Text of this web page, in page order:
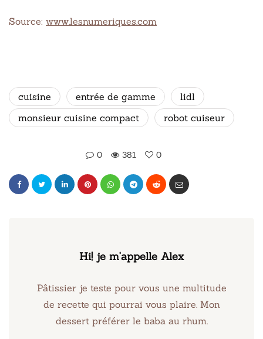
Source: www.lesnumeriques.com
cuisine entrée de gamme
lidl
monsieur cuisine compact
robot cuiseur
0 381 0
Hi! je m'appelle Alex
Pâtissier je teste pour vous une multitude
de recette qui pourrai vous plaire. Mon
dessert préférer le baba au rhum.